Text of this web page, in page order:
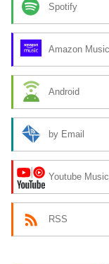
Spotify
Amazon Music
Android
by Email
Youtube Music
RSS